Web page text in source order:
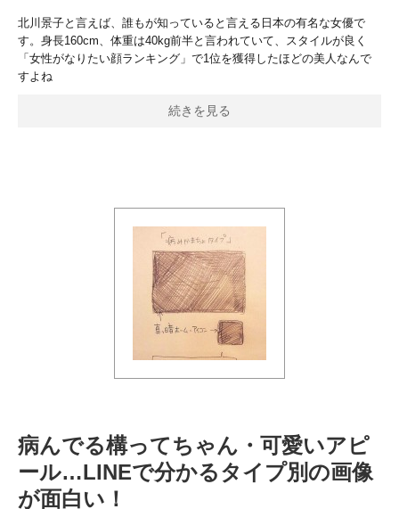
北川景子と言えば、誰もが知っていると言える日本の有名な女優で
す。身長160cm、体重は40kg前半と言われていて、スタイルが良く
「女性がなりたい顔ランキング」で1位を獲得したほどの美人なんで
すよね
続きを見る
病んでる構ってちゃん・可愛いアピ
ール…LINEで分かるタイプ別の画像
が面白い！